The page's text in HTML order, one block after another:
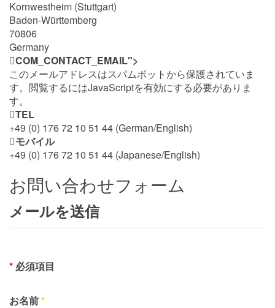
Kornwestheim (Stuttgart)
Baden-Württemberg
70806
Germany
COM_CONTACT_EMAIL">
このメールアドレスはスパムボットから保護されていま
す。閲覧するにはJavaScriptを有効にする必要がありま
す。
TEL
+49 (0) 176 72 10 51 44 (German/English)
モバイル
+49 (0) 176 72 10 51 44 (Japanese/English)
お問い合わせフォーム
メールを送信
* 必須項目
お名前*